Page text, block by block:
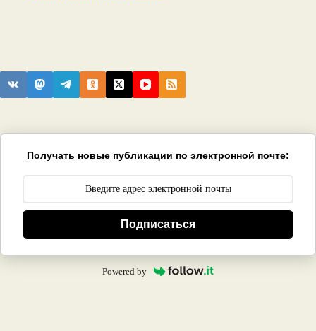
Получать новые публикации по электронной почте:
Подписаться
Powered by